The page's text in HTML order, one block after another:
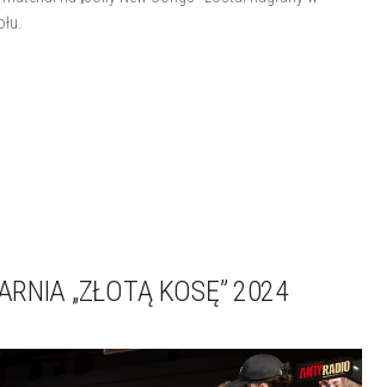
„ZŁOTĄ KOSĘ” 2024